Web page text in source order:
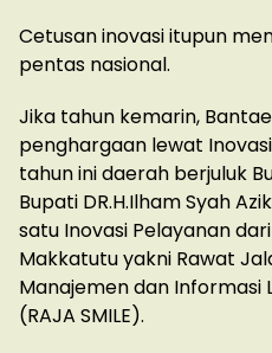
Cetusan inovasi itupun
pentas nasional.
Jika tahun kemarin,
penghargaan lewat
tahun ini daerah berjuluk
Bupati DR.H.Ilham Syah
satu Inovasi Pelayanan
Makkatutu yakni Rawat
Manajemen dan Informasi
(RAJA SMILE).